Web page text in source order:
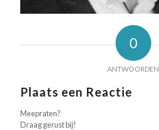
0
ANTWOORDEN
Plaats een Reactie
Meepraten?
Draag gerust bij!